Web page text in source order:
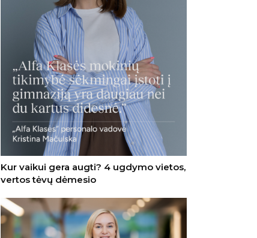
Kur vaikui gera augti? 4 ugdymo vietos,
vertos tėvų dėmesio